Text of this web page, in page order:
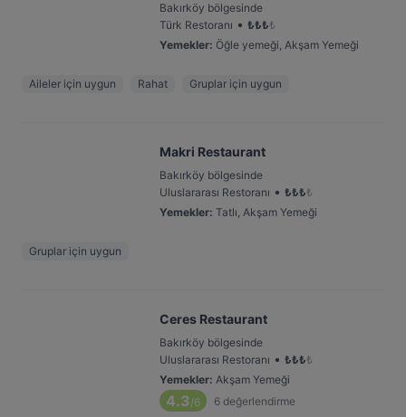
Bakırköy bölgesinde
Türk Restoranı • ₺₺₺₺
Yemekler: Öğle yemeği, Akşam Yemeği
Aileler için uygun Rahat Gruplar için uygun
Makri Restaurant
Bakırköy bölgesinde
Uluslararası Restoranı • ₺₺₺₺
Yemekler: Tatlı, Akşam Yemeği
Gruplar için uygun
Ceres Restaurant
Bakırköy bölgesinde
Uluslararası Restoranı • ₺₺₺₺
Yemekler: Akşam Yemeği
4.3/6 6 değerlendirme